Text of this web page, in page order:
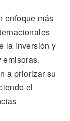
enfoque más
la inversión y
emisoras.
a priorizar su
el